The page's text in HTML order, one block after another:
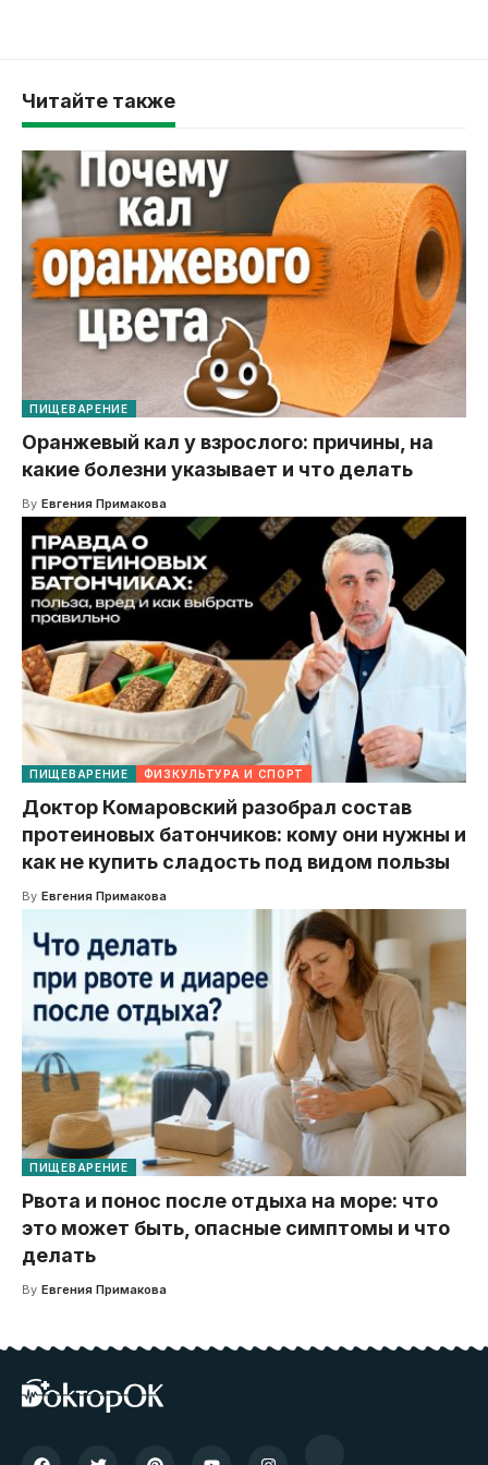
Читайте также
ПИЩЕВАРЕНИЕ
Оранжевый кал у взрослого: причины, на
какие болезни указывает и что делать
By Евгения Примакова
ПИЩЕВАРЕНИЕ ФИЗКУЛЬТУРА И СПОРТ
Доктор Комаровский разобрал состав
протеиновых батончиков: кому они нужны и
как не купить сладость под видом пользы
By Евгения Примакова
ПИЩЕВАРЕНИЕ
Рвота и понос после отдыха на море: что
это может быть, опасные симптомы и что
делать
By Евгения Примакова